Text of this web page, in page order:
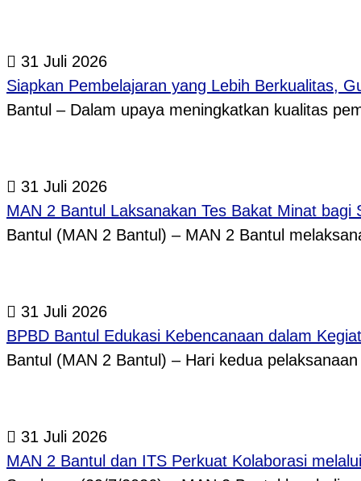
31 Juli 2026
Siapkan Pembelajaran yang Lebih Berkualitas,
Bantul – Dalam upaya meningkatkan kualitas
31 Juli 2026
MAN 2 Bantul Laksanakan Tes Bakat Minat bagi
Bantul (MAN 2 Bantul) – MAN 2 Bantul
31 Juli 2026
BPBD Bantul Edukasi Kebencanaan dalam
Bantul (MAN 2 Bantul) – Hari kedua
31 Juli 2026
MAN 2 Bantul dan ITS Perkuat Kolaborasi